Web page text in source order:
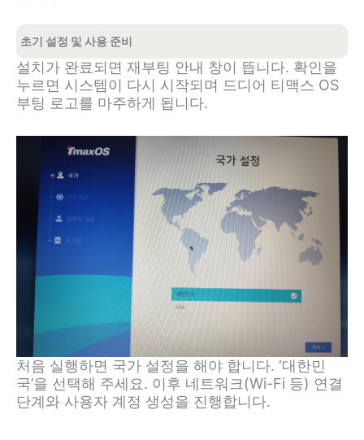
초기 설정 및 사용 준비
설치가 완료되면 재부팅 안내 창이 뜹니다. 확인을
누르면 시스템이 다시 시작되며 드디어 티맥스 OS
부팅 로고를 마주하게 됩니다.
처음 실행하면 국가 설정을 해야 합니다. ‘대한민
국’을 선택해 주세요. 이후 네트워크(Wi-Fi 등) 연결
단계와 사용자 계정 생성을 진행합니다.